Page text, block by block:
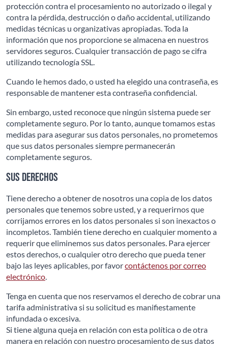
protección contra el procesamiento no autorizado o ilegal y
contra la pérdida, destrucción o daño accidental, utilizando
medidas técnicas u organizativas apropiadas. Toda la
información que nos proporcione se almacena en nuestros
servidores seguros. Cualquier transacción de pago se cifra
utilizando tecnología SSL.
Cuando le hemos dado, o usted ha elegido una contraseña, es
responsable de mantener esta contraseña confidencial.
Sin embargo, usted reconoce que ningún sistema puede ser
completamente seguro. Por lo tanto, aunque tomamos estas
medidas para asegurar sus datos personales, no prometemos
que sus datos personales siempre permanecerán
completamente seguros.
Sus derechos
Tiene derecho a obtener de nosotros una copia de los datos
personales que tenemos sobre usted, y a requerirnos que
corrijamos errores en los datos personales si son inexactos o
incompletos. También tiene derecho en cualquier momento a
requerir que eliminemos sus datos personales. Para ejercer
estos derechos, o cualquier otro derecho que pueda tener
bajo las leyes aplicables, por favorcontáctenos por correo
electrónico.
Tenga en cuenta que nos reservamos el derecho de cobrar una
tarifa administrativa si su solicitud es manifiestamente
infundada o excesiva.
Si tiene alguna queja en relación con esta política o de otra
manera en relación con nuestro procesamiento de sus datos